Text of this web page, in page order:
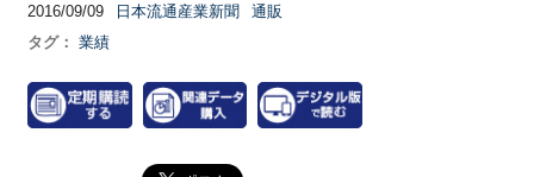
2016/09/09 日本流通産業新聞
通販
タグ： 業績